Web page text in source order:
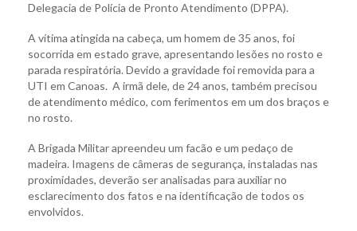
Delegacia de Polícia de Pronto Atendimento (DPPA).
A vítima atingida na cabeça, um homem de 35 anos, foi
socorrida em estado grave, apresentando lesões no rosto e
parada respiratória. Devido a gravidade foi removida para a
UTI em Canoas. A irmã dele, de 24 anos, também precisou
de atendimento médico, com ferimentos em um dos braços e
no rosto.
A Brigada Militar apreendeu um facão e um pedaço de
madeira. Imagens de câmeras de segurança, instaladas nas
proximidades, deverão ser analisadas para auxiliar no
esclarecimento dos fatos e na identificação de todos os
envolvidos.